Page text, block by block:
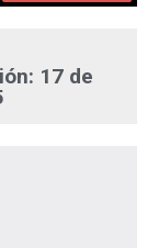
17 de